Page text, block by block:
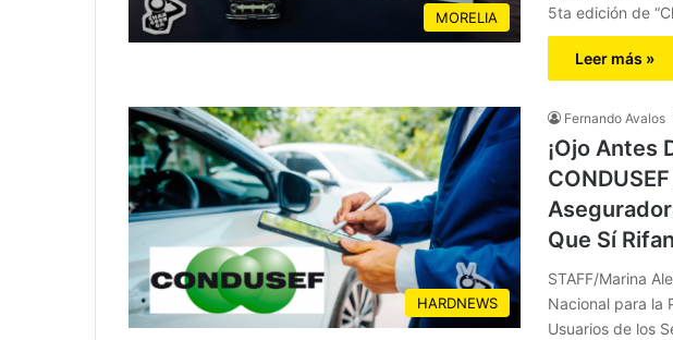
MORELIA
5ta edición de
Leer más »
HARDNEWS
Fernando Avalos
¡Ojo Antes
Que Sí Rifan
STAFF/Marina
Nacional para la
Usuarios de los